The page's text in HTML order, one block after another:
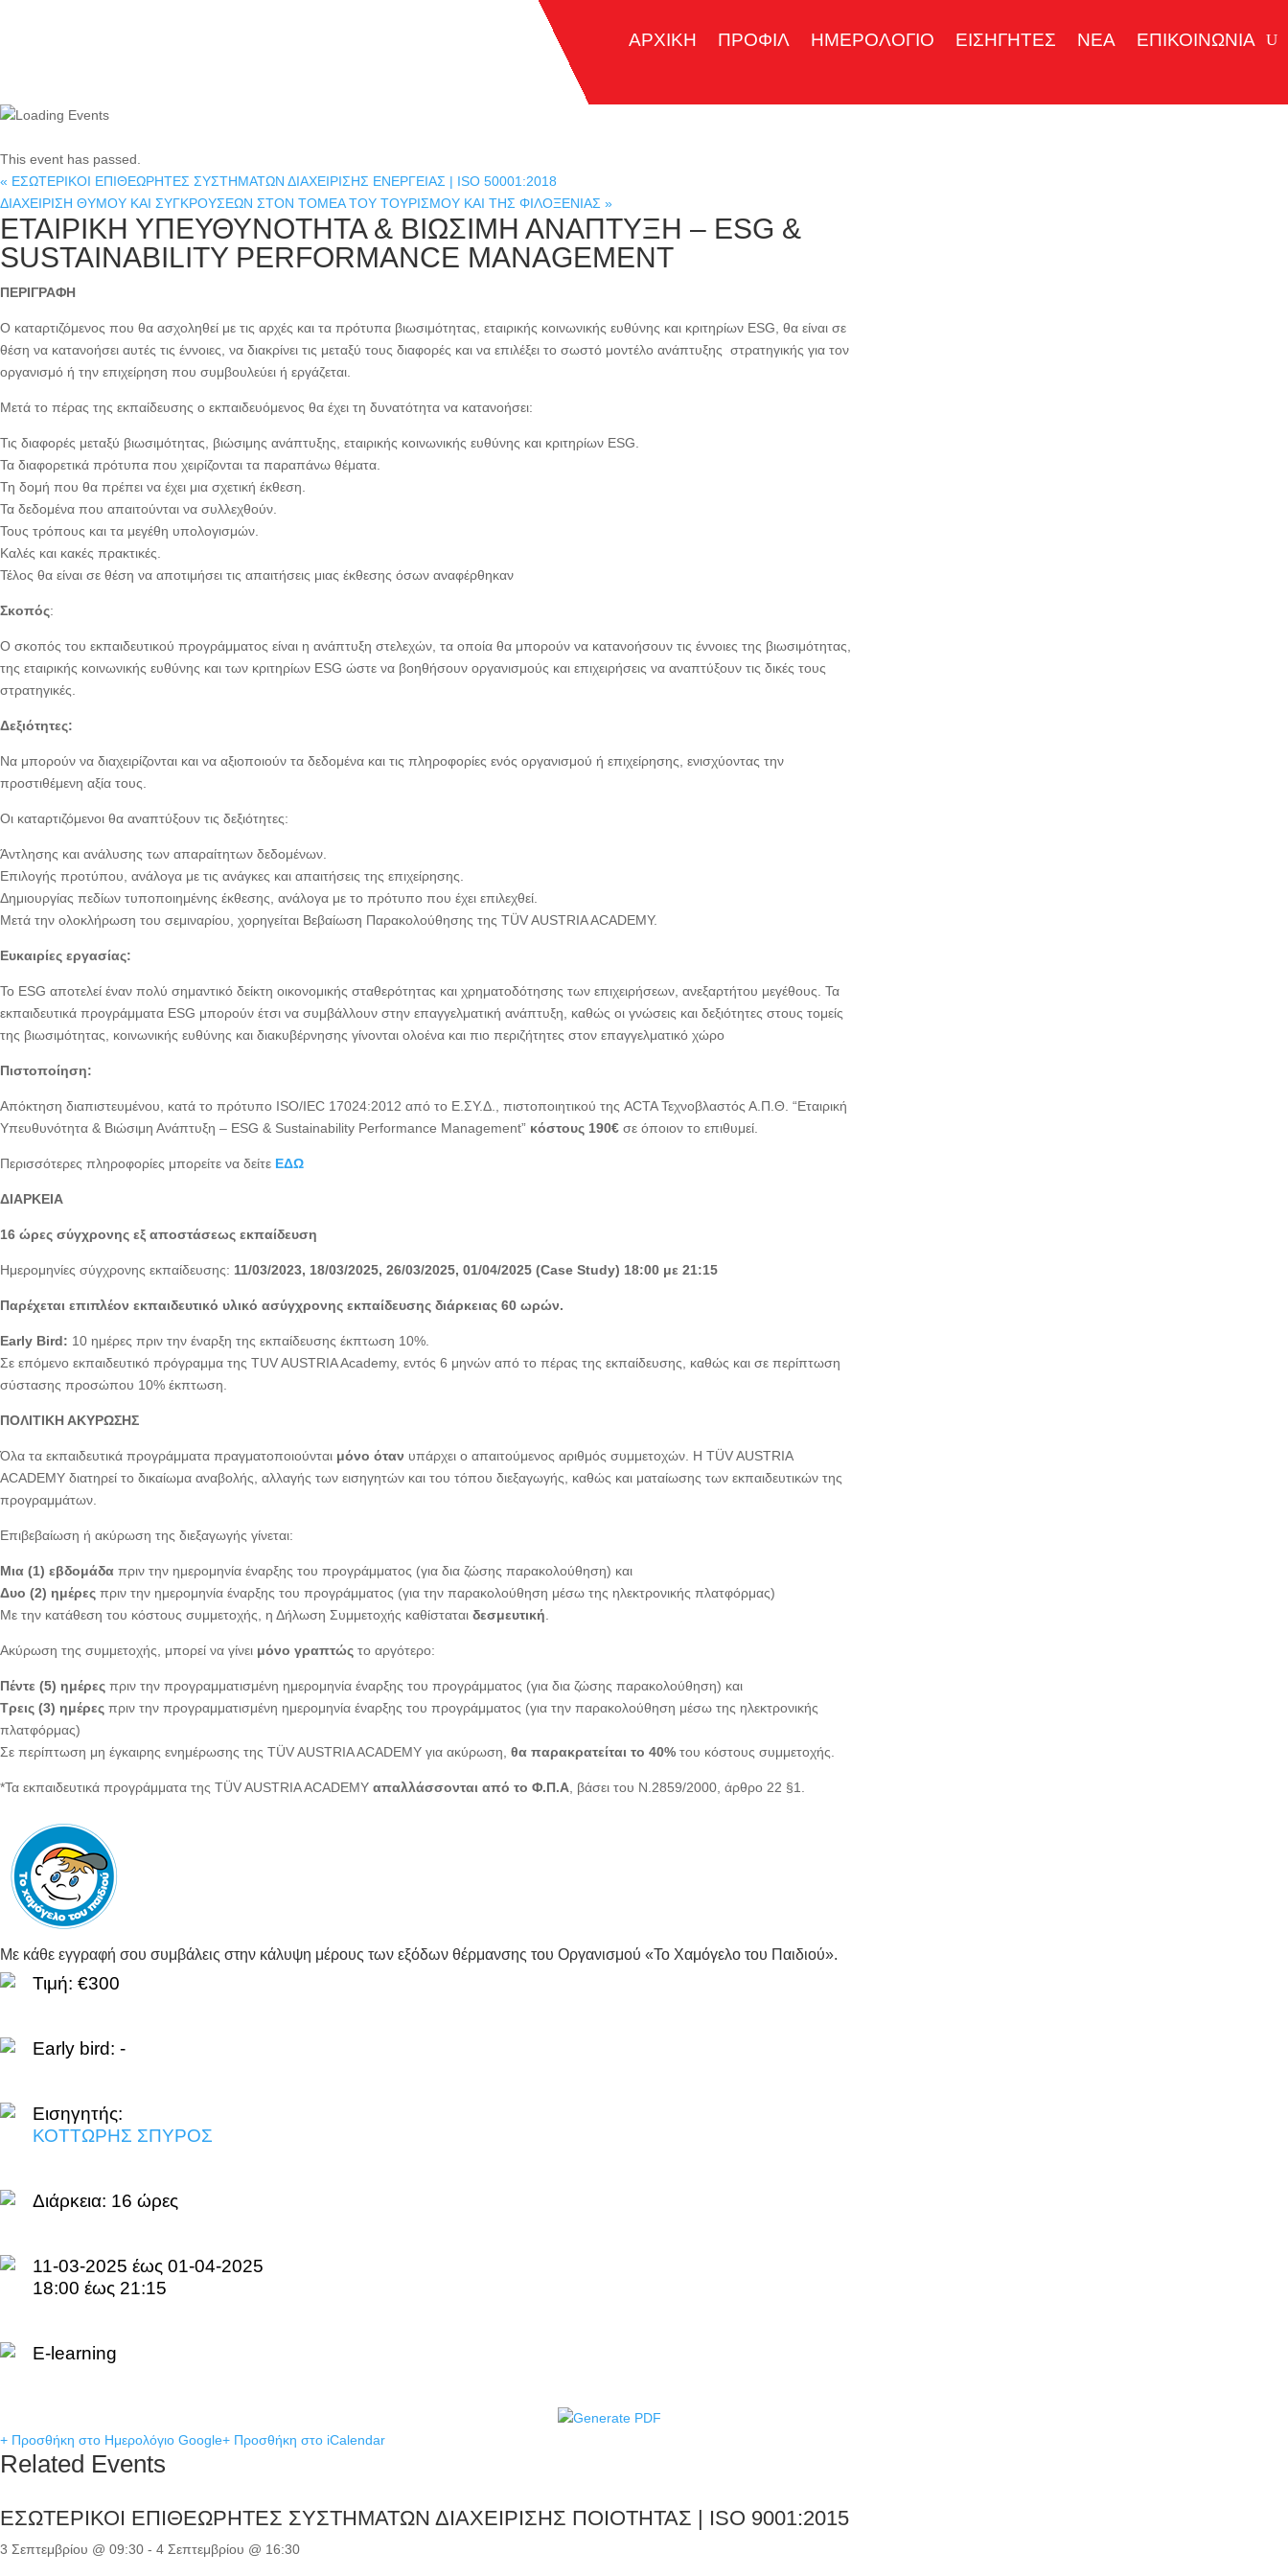
ΑΡΧΙΚΗ ΠΡΟΦΙΛ ΗΜΕΡΟΛΟΓΙΟ ΕΙΣΗΓΗΤΕΣ ΝΕΑ ΕΠΙΚΟΙΝΩΝΙΑ
This event has passed.
« ΕΣΩΤΕΡΙΚΟΙ ΕΠΙΘΕΩΡΗΤΕΣ ΣΥΣΤΗΜΑΤΩΝ ΔΙΑΧΕΙΡΙΣΗΣ ΕΝΕΡΓΕΙΑΣ | ISO 50001:2018
ΔΙΑΧΕΙΡΙΣΗ ΘΥΜΟΥ ΚΑΙ ΣΥΓΚΡΟΥΣΕΩΝ ΣΤΟΝ ΤΟΜΕΑ ΤΟΥ ΤΟΥΡΙΣΜΟΥ ΚΑΙ ΤΗΣ ΦΙΛΟΞΕΝΙΑΣ »
ΕΤΑΙΡΙΚΗ ΥΠΕΥΘΥΝΟΤΗΤΑ & ΒΙΩΣΙΜΗ ΑΝΑΠΤΥΞΗ – ESG &
SUSTAINABILITY PERFORMANCE MANAGEMENT
ΠΕΡΙΓΡΑΦΗ
Ο καταρτιζόμενος που θα ασχοληθεί με τις αρχές και τα πρότυπα βιωσιμότητας, εταιρικής κοινωνικής ευθύνης και κριτηρίων ESG, θα είναι σε
θέση να κατανοήσει αυτές τις έννοιες, να διακρίνει τις μεταξύ τους διαφορές και να επιλέξει το σωστό μοντέλο ανάπτυξης στρατηγικής για τον
οργανισμό ή την επιχείρηση που συμβουλεύει ή εργάζεται.
Μετά το πέρας της εκπαίδευσης ο εκπαιδευόμενος θα έχει τη δυνατότητα να κατανοήσει:
Τις διαφορές μεταξύ βιωσιμότητας, βιώσιμης ανάπτυξης, εταιρικής κοινωνικής ευθύνης και κριτηρίων ESG.
Τα διαφορετικά πρότυπα που χειρίζονται τα παραπάνω θέματα.
Τη δομή που θα πρέπει να έχει μια σχετική έκθεση.
Τα δεδομένα που απαιτούνται να συλλεχθούν.
Τους τρόπους και τα μεγέθη υπολογισμών.
Καλές και κακές πρακτικές.
Τέλος θα είναι σε θέση να αποτιμήσει τις απαιτήσεις μιας έκθεσης όσων αναφέρθηκαν
Σκοπός:
Ο σκοπός του εκπαιδευτικού προγράμματος είναι η ανάπτυξη στελεχών, τα οποία θα μπορούν να κατανοήσουν τις έννοιες της βιωσιμότητας,
της εταιρικής κοινωνικής ευθύνης και των κριτηρίων ESG ώστε να βοηθήσουν οργανισμούς και επιχειρήσεις να αναπτύξουν τις δικές τους
στρατηγικές.
Δεξιότητες:
Να μπορούν να διαχειρίζονται και να αξιοποιούν τα δεδομένα και τις πληροφορίες ενός οργανισμού ή επιχείρησης, ενισχύοντας την
προστιθέμενη αξία τους.
Οι καταρτιζόμενοι θα αναπτύξουν τις δεξιότητες:
Άντλησης και ανάλυσης των απαραίτητων δεδομένων.
Επιλογής προτύπου, ανάλογα με τις ανάγκες και απαιτήσεις της επιχείρησης.
Δημιουργίας πεδίων τυποποιημένης έκθεσης, ανάλογα με το πρότυπο που έχει επιλεχθεί.
Μετά την ολοκλήρωση του σεμιναρίου, χορηγείται Βεβαίωση Παρακολούθησης της TÜV AUSTRIA ACADEMY.
Ευκαιρίες εργασίας:
Το ESG αποτελεί έναν πολύ σημαντικό δείκτη οικονομικής σταθερότητας και χρηματοδότησης των επιχειρήσεων, ανεξαρτήτου μεγέθους. Τα
εκπαιδευτικά προγράμματα ESG μπορούν έτσι να συμβάλλουν στην επαγγελματική ανάπτυξη, καθώς οι γνώσεις και δεξιότητες στους τομείς
της βιωσιμότητας, κοινωνικής ευθύνης και διακυβέρνησης γίνονται ολοένα και πιο περιζήτητες στον επαγγελματικό χώρο
Πιστοποίηση:
Απόκτηση διαπιστευμένου, κατά το πρότυπο ISO/IEC 17024:2012 από το Ε.ΣΥ.Δ., πιστοποιητικού της ACTA Τεχνοβλαστός Α.Π.Θ. “Εταιρική
Υπευθυνότητα & Βιώσιμη Ανάπτυξη – ESG & Sustainability Performance Management” κόστους 190€ σε όποιον το επιθυμεί.
Περισσότερες πληροφορίες μπορείτε να δείτε ΕΔΩ
ΔΙΑΡΚΕΙΑ
16 ώρες σύγχρονης εξ αποστάσεως εκπαίδευση
Ημερομηνίες σύγχρονης εκπαίδευσης: 11/03/2023, 18/03/2025, 26/03/2025, 01/04/2025 (Case Study) 18:00 με 21:15
Παρέχεται επιπλέον εκπαιδευτικό υλικό ασύγχρονης εκπαίδευσης διάρκειας 60 ωρών.
Early Bird: 10 ημέρες πριν την έναρξη της εκπαίδευσης έκπτωση 10%.
Σε επόμενο εκπαιδευτικό πρόγραμμα της TUV AUSTRIA Academy, εντός 6 μηνών από το πέρας της εκπαίδευσης, καθώς και σε περίπτωση
σύστασης προσώπου 10% έκπτωση.
ΠΟΛΙΤΙΚΗ ΑΚΥΡΩΣΗΣ
Όλα τα εκπαιδευτικά προγράμματα πραγματοποιούνται μόνο όταν υπάρχει ο απαιτούμενος αριθμός συμμετοχών. Η TÜV AUSTRIA
ACADEMY διατηρεί το δικαίωμα αναβολής, αλλαγής των εισηγητών και του τόπου διεξαγωγής, καθώς και ματαίωσης των εκπαιδευτικών της
προγραμμάτων.
Επιβεβαίωση ή ακύρωση της διεξαγωγής γίνεται:
Μια (1) εβδομάδα πριν την ημερομηνία έναρξης του προγράμματος (για δια ζώσης παρακολούθηση) και
Δυο (2) ημέρες πριν την ημερομηνία έναρξης του προγράμματος (για την παρακολούθηση μέσω της ηλεκτρονικής πλατφόρμας)
Με την κατάθεση του κόστους συμμετοχής, η Δήλωση Συμμετοχής καθίσταται δεσμευτική
Ακύρωση της συμμετοχής, μπορεί να γίνει μόνο γραπτώς το αργότερο:
Πέντε (5) ημέρες πριν την προγραμματισμένη ημερομηνία έναρξης του προγράμματος (για δια ζώσης παρακολούθηση) και
Τρεις (3) ημέρες πριν την προγραμματισμένη ημερομηνία έναρξης του προγράμματος (για την παρακολούθηση μέσω της ηλεκτρονικής
πλατφόρμας)
Σε περίπτωση μη έγκαιρης ενημέρωσης της TÜV AUSTRIA ACADEMY για ακύρωση, θα παρακρατείται το 40% του κόστους συμμετοχής.
*Τα εκπαιδευτικά προγράμματα της TÜV AUSTRIA ACADEMY απαλλάσσονται από το Φ.Π.Α , βάσει του Ν.2859/2000, άρθρο 22 §1.
Με κάθε εγγραφή σου συμβάλεις στην κάλυψη μέρους των εξόδων θέρμανσης του Οργανισμού «Το Χαμόγελο του Παιδιού».
Τιμή: €300
Early bird: -
Εισηγητής:
ΚΟΤΤΩΡΗΣ ΣΠΥΡΟΣ
Διάρκεια: 16 ώρες
11-03-2025 έως 01-04-2025
18:00 έως 21:15
E-learning
+ Προσθήκη στο Ημερολόγιο Google+ Προσθήκη στο iCalendar
Related Events
ΕΣΩΤΕΡΙΚΟΙ ΕΠΙΘΕΩΡΗΤΕΣ ΣΥΣΤΗΜΑΤΩΝ ΔΙΑΧΕΙΡΙΣΗΣ ΠΟΙΟΤΗΤΑΣ | ISO 9001:2015
3 Σεπτεμβρίου @ 09:30 - 4 Σεπτεμβρίου @ 16:30